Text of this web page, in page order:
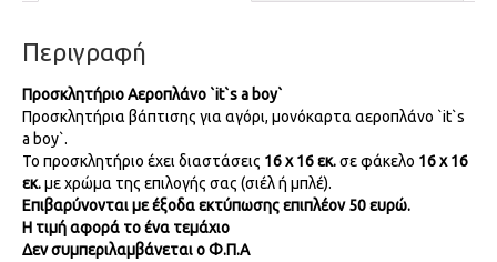
Περιγραφή
Προσκλητήριο Αεροπλάνο `it`s a boy`
Προσκλητήρια βάπτισης για αγόρι, μονόκαρτα αεροπλάνο `it`s
a boy`.
Το προσκλητήριο έχει διαστάσεις 16 x 16 εκ.σε φάκελο 16 x 16
εκ.με χρώμα της επιλογής σας (σιέλ ή μπλέ).
Επιβαρύνονται με έξοδα εκτύπωσης επιπλέον 50 ευρώ.
Η τιμή αφορά το ένα τεμάχιο
Δεν συμπεριλαμβάνεται ο Φ.Π.Α